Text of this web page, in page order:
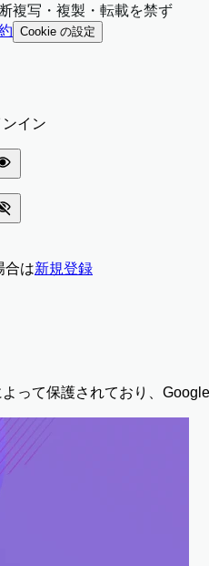
写・複製・転載を禁ず
Cookie の設定